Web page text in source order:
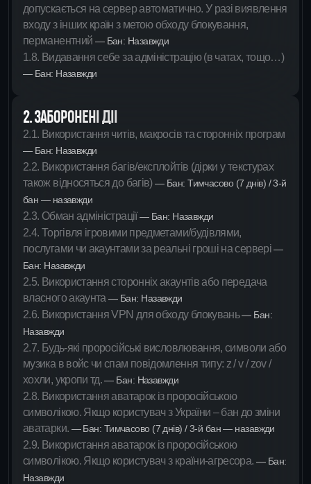
допускається на сервер автоматично. У разі виявлення
входу з інших країн з метою обходу блокування,
перманентний — Бан: Назавжди
1.8. Видавання себе за адміністрацію (в чатах, тощо…)
— Бан: Назавжди
2. ЗАБОРОНЕНІ ДІЇ
2.1. Використання читів, макросів та сторонніх програм
— Бан: Назавжди
2.2. Використання багів/експлойтів (дірки у текстурах
також відносяться до багів)— Бан: Тимчасово (7 днів) / 3-й
бан — назавжди
2.3. Обман адміністрації— Бан: Назавжди
2.4. Торгівля ігровими предметами/будівлями,
послугами чи акаунтами за реальні гроші на сервері—
Бан: Назавжди
2.5. Використання сторонніх акаунтів або передача
власного акаунта— Бан: Назавжди
2.6. Використання VPN для обходу блокувань— Бан:
Назавжди
2.7. Будь-які проросійські висловлювання, символи або
музика в войс чи спам повідомлення типу: z / v / zov /
хохли, укропи тд.— Бан: Назавжди
2.8. Використання аватарок із проросійською
символікою. Якщо користувач з України – бан до зміни
аватарки. — Бан: Тимчасово (7 днів) / 3-й бан — назавжди
2.9. Використання аватарок із проросійською
символікою. Якщо користувач з країни-агресора. — Бан:
Назавжди